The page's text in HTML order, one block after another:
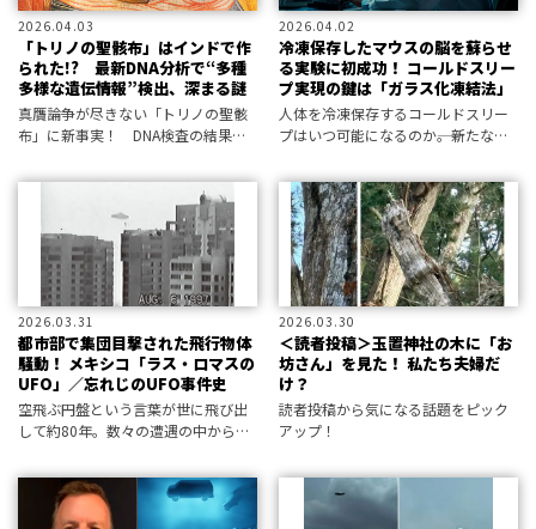
2026.04.03
「トリノの聖骸布」はインドで作
られた!? 最新DNA分析で“多種
多様な遺伝情報”検出、深まる謎
真贋論争が尽きない「トリノの聖骸
布」に新事実！ DNA検査の結果、
DNAが付着していたことが判明し
2026.04.02
冷凍保存したマウスの脳を蘇らせ
る実験に初成功！ コールドスリー
プ実現の鍵は「ガラス化凍結法」
人体を冷凍保存するコールドスリー
プはいつ可能になるのか――。新たな研
して再び機能させることに成功して
いる。
2026.03.31
都市部で集団目撃された飛行物体
騒動！ メキシコ「ラス・ロマスの
UFO」／忘れじのUFO事件史
空飛ぶ円盤という言葉が世に飛び出
して約80年。数々の遭遇の中から忘
返る。 今回はメキシコシティで集団
目撃された空飛ぶ円盤について。同
じく都市部での集団目撃となったフ
2026.03.30
＜読者投稿＞玉置神社の木に「お
坊さん」を見た！ 私たち夫婦だ
け？
読者投稿から気になる話題をピック
アップ！